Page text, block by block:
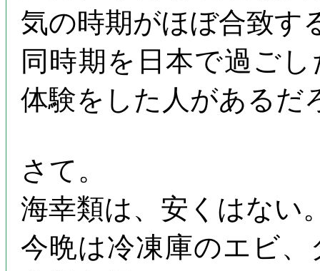
気の時期がほぼ合致す
同時期を日本で過ご
体験をした人があるだ
さて。
海幸類は、安くはない
今晩は冷凍庫のエビ